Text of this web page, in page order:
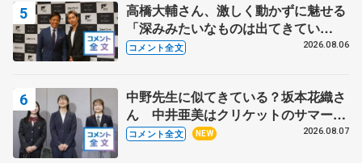
高橋大輔さん、激しく動かずに魅せる
「深みみたいなものは出てきてい
る？」 〝兄さん〟と慕うレジェンド
コメント全文 2026.08.06
中野先生に似てきている？坂本花織さ
ん 中井亜美はクリケットのサマーキ
ャンプに 島田麻央はたくさん試合に
コメント全文 NEW 2026.08.07